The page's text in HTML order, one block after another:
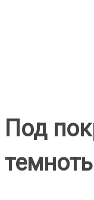
Под